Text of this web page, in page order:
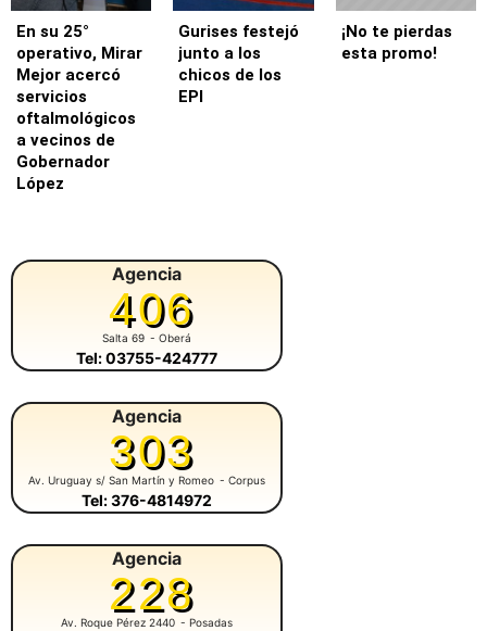
En su 25°
operativo, Mirar
Mejor acercó
servicios
oftalmológicos
a vecinos de
Gobernador
López
Gurises festejó
junto a los
chicos de los
EPI
¡No te pierdas
esta promo!
Agencia
406
Salta 69 - Oberá
Tel: 03755-424777
Agencia
303
Av. Uruguay s/ San Martín y Romeo - Corpus
Tel: 376-4814972
Agencia
228
Av. Roque Pérez 2440 - Posadas